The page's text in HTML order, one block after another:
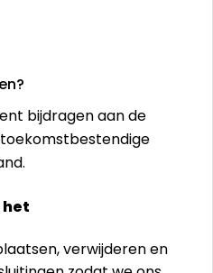
bijdragen aan de
het
verwijderen en